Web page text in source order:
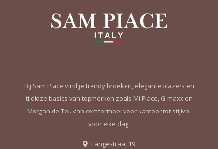
Bij Sam Piace vind je trendy broeken, elegante blazers en
tijdloze basics van topmerken zoals Mi Piace, G-maxx en
Morgan de Toi. Van comfortabel voor kantoor tot stijlvol
voor elke dag.
Langestraat 19